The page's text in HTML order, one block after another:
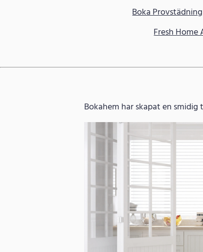
Boka
Fresh Home
Bokahem har skapat en